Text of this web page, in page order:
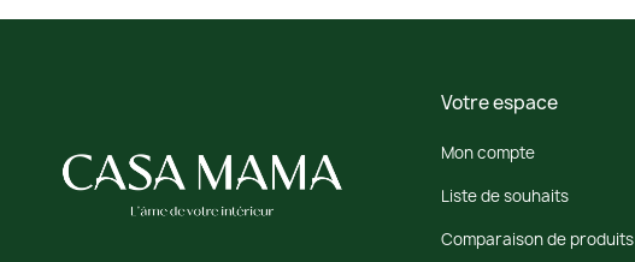
Votre espace
Mon compte
Liste de souhaits
Comparaison de produits